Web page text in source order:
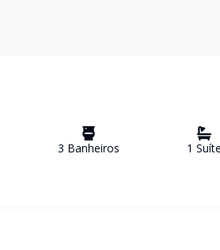
3 Banheiros 1 Suíte